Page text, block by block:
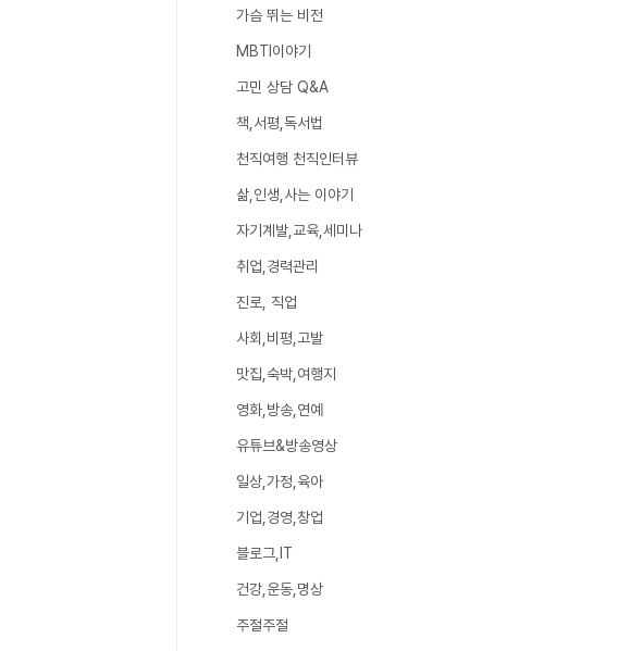
가슴 뛰는 비전
MBTI이야기
고민 상담 Q&A
책,서평,독서법
천직여행 천직인터뷰
삶,인생,사는 이야기
자기계발,교육,세미나
취업,경력관리
진로, 직업
사회,비평,고발
맛집,숙박,여행지
영화,방송,연예
유튜브&방송영상
일상,가정,육아
기업,경영,창업
블로그,IT
건강,운동,명상
주절주절